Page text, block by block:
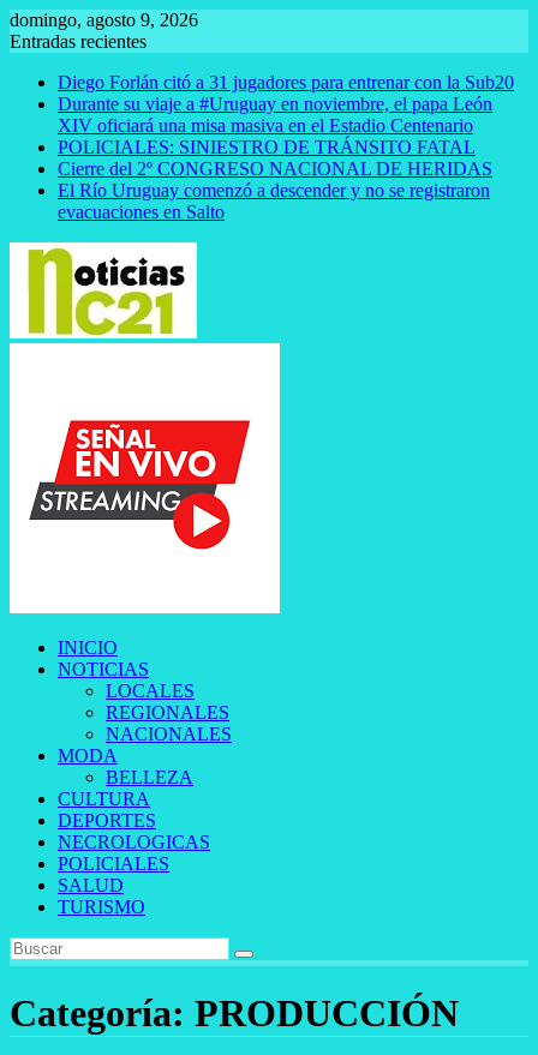
Saltar
al
domingo, agosto 9, 2026
Entradas recientes
Diego Forlán citó a 31 jugadores para entrenar con la Sub20
Durante su viaje a #Uruguay en noviembre, el papa León
XIV oficiará una misa masiva en el Estadio Centenario
POLICIALES: SINIESTRO DE TRÁNSITO FATAL
Cierre del 2º CONGRESO NACIONAL DE HERIDAS
El Río Uruguay comenzó a descender y no se registraron
evacuaciones en Salto
INICIO
NOTICIAS
LOCALES
REGIONALES
NACIONALES
MODA
BELLEZA
CULTURA
DEPORTES
NECROLOGICAS
POLICIALES
SALUD
TURISMO
Categoría: PRODUCCIÓN